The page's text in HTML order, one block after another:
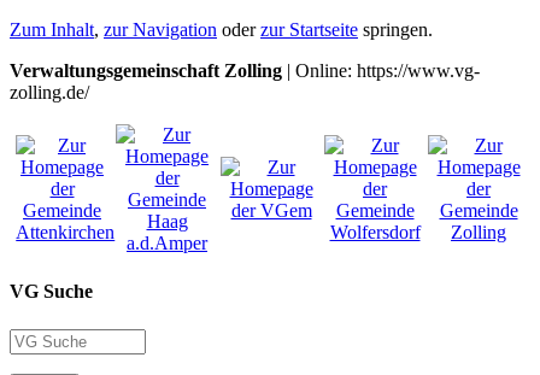
Zum Inhalt, zur Navigation oderzur Startseite springen.
Verwaltungsgemeinschaft Zolling | Online: https://www.vg-
zolling.de/
VG Suche